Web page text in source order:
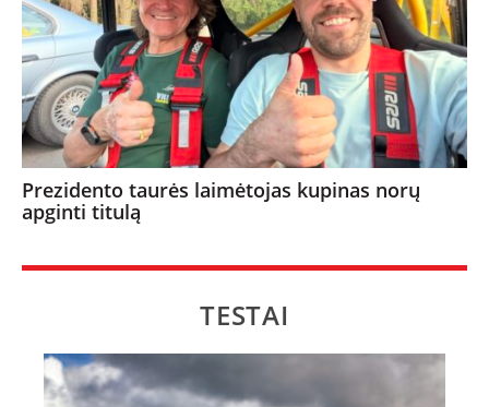
Prezidento taurės laimėtojas kupinas norų
apginti titulą
TESTAI